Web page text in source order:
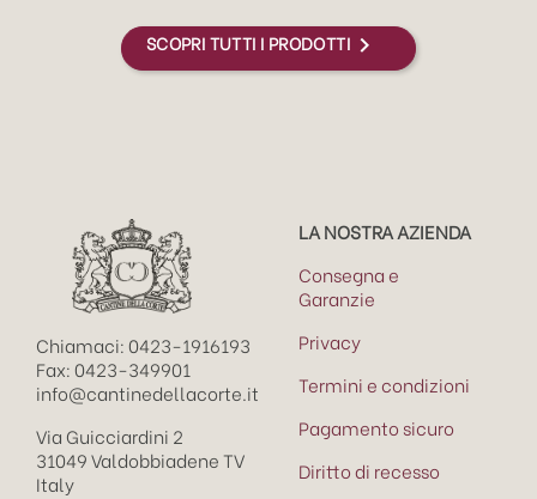
SCOPRI TUTTI I PRODOTTI 
Chiamaci: 0423-1916193
Fax: 0423-349901
info@cantinedellacorte.it
Via Guicciardini 2
31049 Valdobbiadene TV
Italy
LA NOSTRA AZIENDA
Consegna e
Garanzie
Privacy
Termini e condizioni
Pagamento sicuro
Diritto di recesso